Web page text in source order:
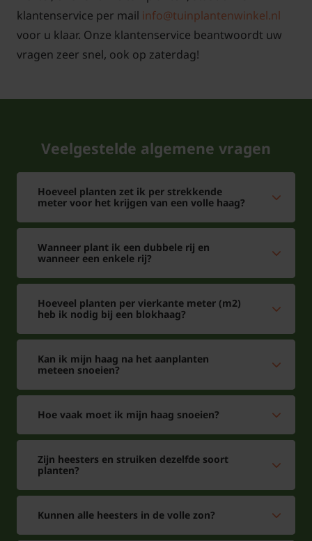
Acer campestre wordt in het Nederlands ook wel
Veldesdoorn of Spaanse aak genoemd. De
Veldesdoorn is niet zo'n hele harde groeier. De Acer
ondoordringbaar.
Is de Veldesdoorn wintergroen?
De Veldesdoorn Acer campestre is een plant die in
de winter zijn blad verliest. Het blad is in de
zomermaanden gewoon groen van kleur. De
bladeren van de Acer campestre kleuren in het
najaar geel en blijven lang aan de plant hangen. De
Acer campestre heeft grijze takken, grijze schors en
zo overdreven hard. De gemiddelde groeisnelheid
zal ongeveer 20 tot 50 cm per jaar zijn. De takken
bezitten opvallende kurklijsten.
Hoe hoog wordt een Veldesdoorn?
toepassing, een Veldesdoorn haag kunt u zo hoog
laten worden als u zelf wilt. Zelfs een lage haag is
klantenservice per mail info@tuinplantenwinkel.nl
voor u klaar. Onze klantenservice beantwoordt uw
vragen zeer snel, ook op zaterdag!
Veelgestelde algemene vragen
Hoeveel planten zet ik per strekkende
meter voor het krijgen van een volle haag?
Wanneer plant ik een dubbele rij en
wanneer een enkele rij?
Hoeveel planten per vierkante meter (m2)
heb ik nodig bij een blokhaag?
Kan ik mijn haag na het aanplanten
meteen snoeien?
Hoe vaak moet ik mijn haag snoeien?
Zijn heesters en struiken dezelfde soort
planten?
Kunnen alle heesters in de volle zon?